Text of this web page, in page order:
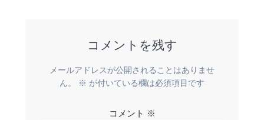
コメントを残す
メールアドレスが公開されることはありませ
ん。
※ が付いている欄は必須項目です
コメント ※